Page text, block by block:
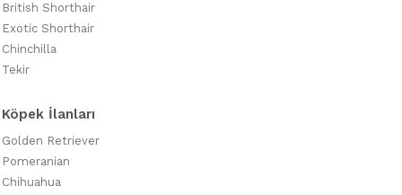
British Shorthair
Exotic Shorthair
Chinchilla
Tekir
Köpek İlanları
Golden Retriever
Pomeranian
Chihuahua